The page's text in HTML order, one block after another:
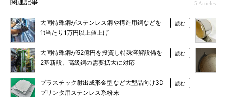
5 Articles
大同特殊鋼がステンレス鋼や構造用鋼などを
1t当たり1万円以上値上げ
読む
大同特殊鋼が52億円を投資し特殊溶解設備を
2基新設、高級鋼の需要拡大に対応
読む
プラスチック射出成形金型など大型品向け3D
プリンタ用ステンレス系粉末
読む